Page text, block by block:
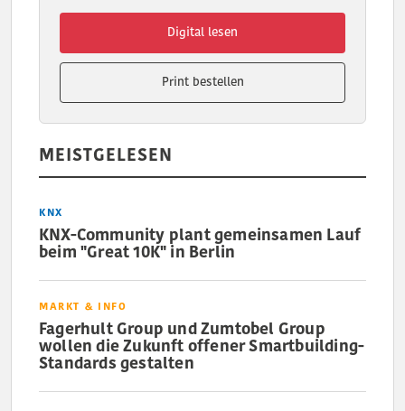
Digital lesen
Print bestellen
MEISTGELESEN
KNX
KNX-Community plant gemeinsamen Lauf
beim "Great 10K" in Berlin
MARKT & INFO
Fagerhult Group und Zumtobel Group
wollen die Zukunft offener Smartbuilding-
Standards gestalten